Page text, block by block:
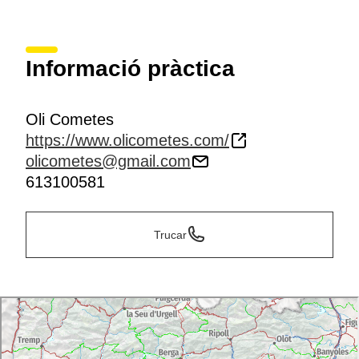
Informació pràctica
Oli Cometes
https://www.olicometes.com/
olicometes@gmail.com
613100581
Trucar